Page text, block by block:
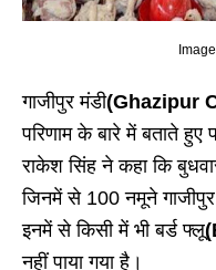
गाजीपुर मंडी(Ghazipur
परिणाम के बारे में बताते हुए
राकेश सिंह ने कहा कि
जिनमें से 100 नमूने गाजीपुर
इनमें से किसी में भी बर्ड फ्लू
नहीं पाया गया है।